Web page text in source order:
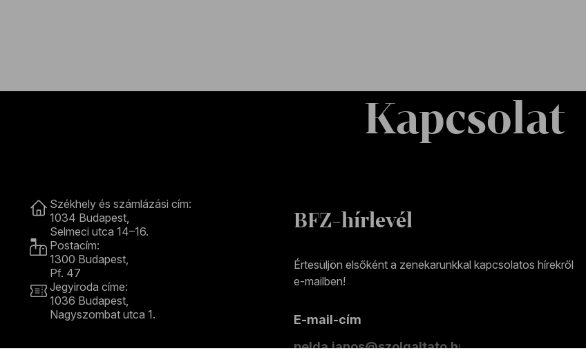
Kapcsolat
Székhely és számlázási cím:
1034 Budapest,
Selmeci utca 14–16.
Postacím:
1300 Budapest,
Pf. 47
Jegyiroda címe:
1036 Budapest,
Nagyszombat utca 1.
BFZ-hírlevél
Értesüljön elsőként a zenekarunkkal kapcsolatos hírekről
e-mailben!
E-mail-cím